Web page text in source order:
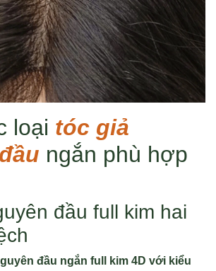
loại tóc giả
ngắn phù hợp
đầu full kim hai
đầu ngắn full kim 4D với kiểu